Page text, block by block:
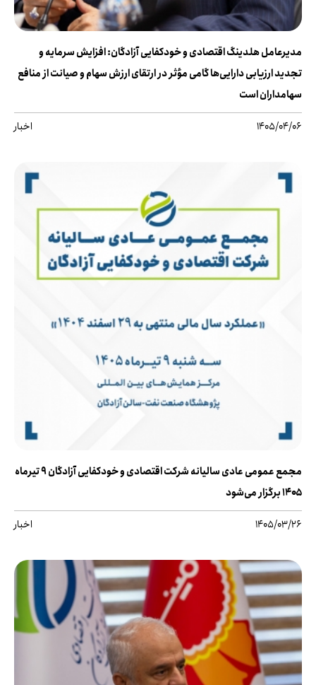
مدیرعامل هلدینگ اقتصادی و خودکفایی آزادگان: افزایش سرمایه و
تجدید ارزیابی دارایی‌ها گامی مؤثر در ارتقای ارزش سهام و صیانت از منافع
سهامداران است
1405/04/06 اخبار
مجمع عمومی عادی سالیانه شرکت اقتصادی و خودکفایی آزادگان ۹ تیرماه
۱۴۰۵ برگزار می‌شود
1405/03/26 اخبار